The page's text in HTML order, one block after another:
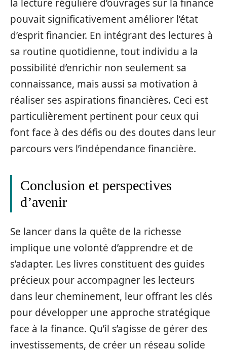
la lecture régulière d’ouvrages sur la finance
pouvait significativement améliorer l’état
d’esprit financier. En intégrant des lectures à
sa routine quotidienne, tout individu a la
possibilité d’enrichir non seulement sa
connaissance, mais aussi sa motivation à
réaliser ses aspirations financières. Ceci est
particulièrement pertinent pour ceux qui
font face à des défis ou des doutes dans leur
parcours vers l’indépendance financière.
Conclusion et perspectives
d’avenir
Se lancer dans la quête de la richesse
implique une volonté d’apprendre et de
s’adapter. Les livres constituent des guides
précieux pour accompagner les lecteurs
dans leur cheminement, leur offrant les clés
pour développer une approche stratégique
face à la finance. Qu’il s’agisse de gérer des
investissements, de créer un réseau solide